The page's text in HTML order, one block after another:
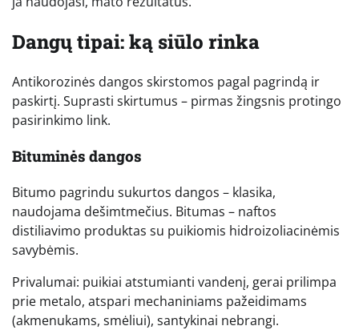
Dangų tipai: ką siūlo rinka
Antikorozinės dangos skirstomos pagal pagrindą ir
paskirtį. Suprasti skirtumus – pirmas žingsnis protingo
pasirinkimo link.
Bituminės dangos
Bitumo pagrindu sukurtos dangos – klasika,
naudojama dešimtmečius. Bitumas – naftos
distiliavimo produktas su puikiomis hidroizoliacinėmis
savybėmis.
Privalumai: puikiai atstumianti vandenį, gerai prilimpa
prie metalo, atspari mechaniniams pažeidimams
(akmenukams, smėliui), santykinai nebrangi.